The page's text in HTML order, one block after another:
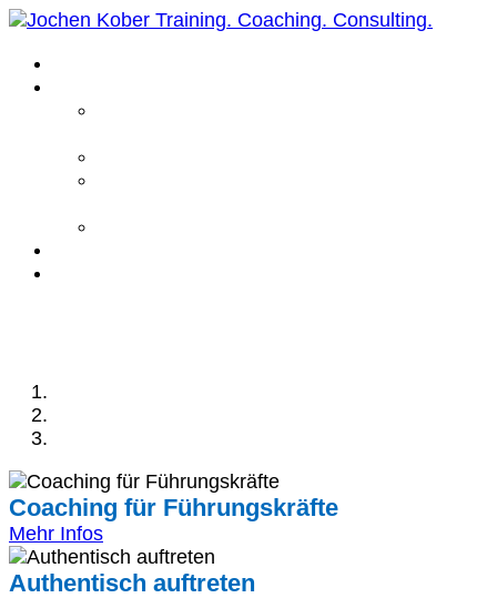
Coaching für Führungskräfte
Mehr Infos
Authentisch auftreten